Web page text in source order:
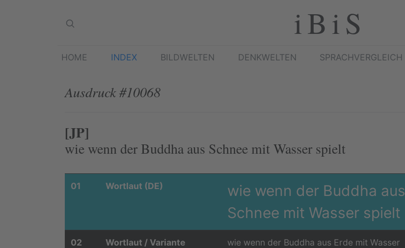
iBiS
HOME INDEX BILDWELTEN DENKWELTEN SPRACHVERGLEICH
Ausdruck #10068
[JP]
wie wenn der Buddha aus Schnee mit Wasser spielt
01 Wortlaut (DE)
wie wenn der Buddha aus
Schnee mit Wasser spielt
02 Wortlaut / Variante
wie wenn der Buddha aus Erde mit Wasser